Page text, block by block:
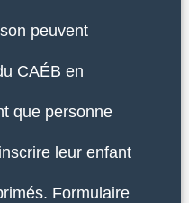
peuvent
CAÉB en
que personne
leur enfant
Formulaire